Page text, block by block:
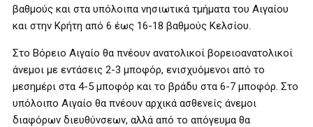
βαθμούς και στα υπόλοιπα νησιωτικά τμήματα του Αιγαίου
και στην Κρήτη από 6 έως 16-18 βαθμούς Κελσίου.
Στο Βόρειο Αιγαίο θα πνέουν ανατολικοί βορειοανατολικοί
άνεμοι με εντάσεις 2-3 μποφόρ, ενισχυόμενοι από το
μεσημέρι στα 4-5 μποφόρ και το βράδυ στα 6-7 μποφόρ. Στο
υπόλοιπο Αιγαίο θα πνέουν αρχικά ασθενείς άνεμοι
διαφόρων διευθύνσεων, αλλά από το απόγευμα θα